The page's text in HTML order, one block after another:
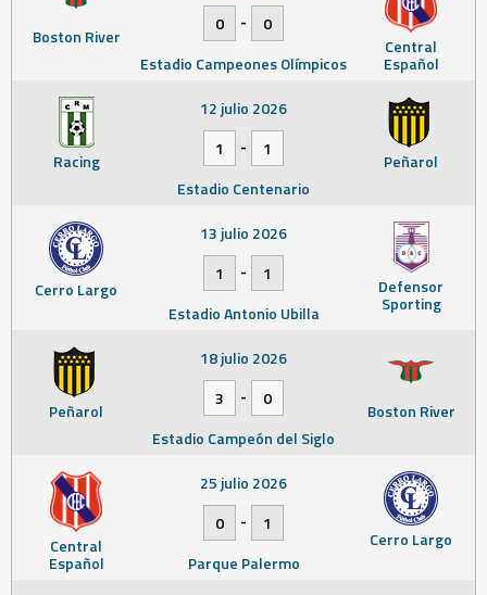
Boston River Central
Español
0
-
0
Estadio Campeones Olímpicos
Racing Peñarol
12 julio 2026
1
-
1
Estadio Centenario
Cerro Largo Defensor
Sporting
13 julio 2026
1
-
1
Estadio Antonio Ubilla
Peñarol Boston River
18 julio 2026
3
-
0
Estadio Campeón del Siglo
Central
Español
Cerro Largo
25 julio 2026
0
-
1
Parque Palermo